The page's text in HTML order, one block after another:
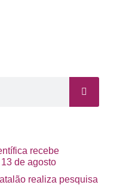
recebe
de agosto
realiza pesquisa